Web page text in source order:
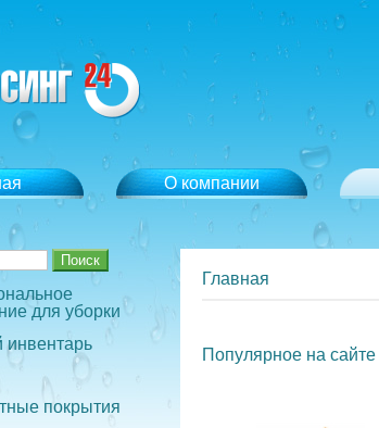
О компании
для уборки
покрытия
Главная
Популярное на сайте